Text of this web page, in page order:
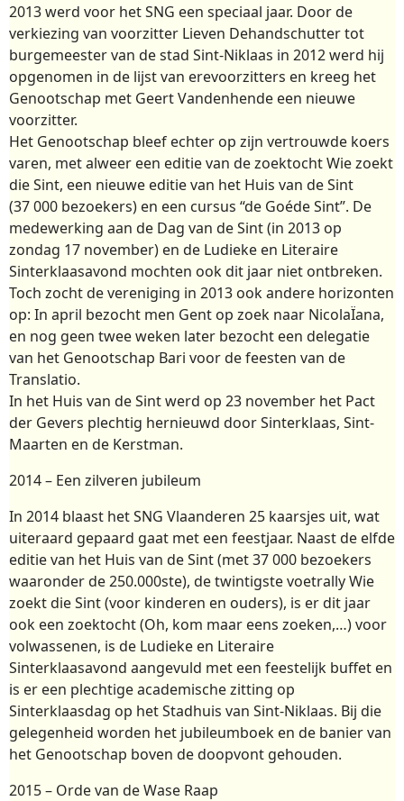
2013 werd voor het SNG een speciaal jaar. Door de
verkiezing van voorzitter Lieven Dehandschutter tot
burgemeester van de stad Sint-Niklaas in 2012 werd hij
opgenomen in de lijst van erevoorzitters en kreeg het
Genootschap met Geert Vandenhende een nieuwe
voorzitter.
Het Genootschap bleef echter op zijn vertrouwde koers
varen, met alweer een editie van de zoektocht Wie zoekt
die Sint, een nieuwe editie van het Huis van de Sint
(37 000 bezoekers) en een cursus “de Goéde Sint”. De
medewerking aan de Dag van de Sint (in 2013 op
zondag 17 november) en de Ludieke en Literaire
Sinterklaasavond mochten ook dit jaar niet ontbreken.
Toch zocht de vereniging in 2013 ook andere horizonten
op: In april bezocht men Gent op zoek naar NicolaÏana,
en nog geen twee weken later bezocht een delegatie
van het Genootschap Bari voor de feesten van de
Translatio.
In het Huis van de Sint werd op 23 november het Pact
der Gevers plechtig hernieuwd door Sinterklaas, Sint-
Maarten en de Kerstman.
2014 – Een zilveren jubileum
In 2014 blaast het SNG Vlaanderen 25 kaarsjes uit, wat
uiteraard gepaard gaat met een feestjaar. Naast de elfde
editie van het Huis van de Sint (met 37 000 bezoekers
waaronder de 250.000ste), de twintigste voetrally Wie
zoekt die Sint (voor kinderen en ouders), is er dit jaar
ook een zoektocht (Oh, kom maar eens zoeken,…) voor
volwassenen, is de Ludieke en Literaire
Sinterklaasavond aangevuld met een feestelijk buffet en
is er een plechtige academische zitting op
Sinterklaasdag op het Stadhuis van Sint-Niklaas. Bij die
gelegenheid worden het jubileumboek en de banier van
het Genootschap boven de doopvont gehouden.
2015 – Orde van de Wase Raap